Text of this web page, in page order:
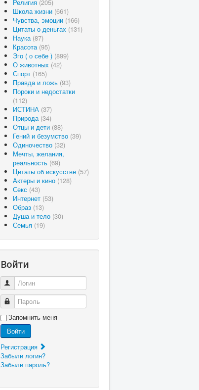
Религия (205)
Школа жизни (661)
Чувства, эмоции (166)
Цитаты о деньгах (131)
Наука (87)
Красота (95)
Эго ( о себе ) (899)
О животных (42)
Спорт (165)
Правда и ложь (93)
Пороки и недостатки
(112)
ИСТИНА (37)
Природа (34)
Отцы и дети (88)
Гений и безумство (39)
Одиночество (32)
Мечты, желания,
реальность (69)
Цитаты об искусстве (57)
Актеры и кино (128)
Секс (43)
Интернет (53)
Образ (13)
Душа и тело (30)
Семья (19)
Войти
Логин
Пароль
Запомнить меня
Войти
Регистрация
Забыли логин?
Забыли пароль?